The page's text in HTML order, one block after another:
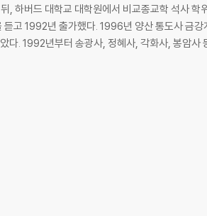
하버드 대학교 대학원에서 비교종교학 석사 학
고 1992년 출가했다. 1996년 양산 통도사 금강
선방